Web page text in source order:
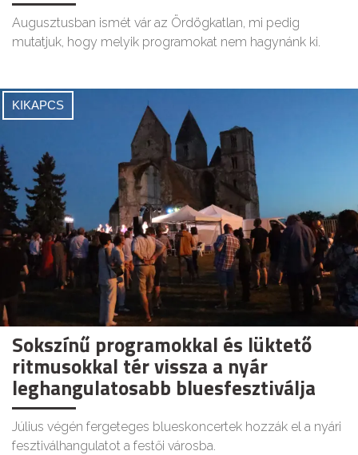
Augusztusban ismét vár az Ördögkatlan, mi pedig
mutatjuk, hogy melyik programokat nem hagynánk ki.
KIKAPCS
Sokszínű programokkal és lüktető
ritmusokkal tér vissza a nyár
leghangulatosabb bluesfesztiválja
Július végén fergeteges blueskoncertek hozzák el a nyári
fesztiválhangulatot a festői városba.